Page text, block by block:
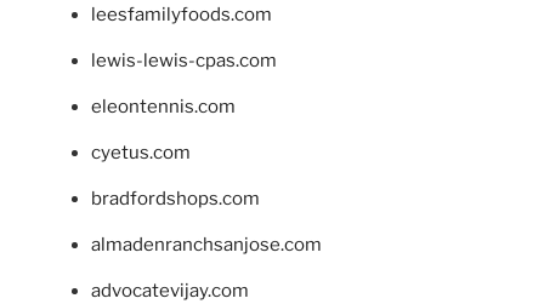
leesfamilyfoods.com
lewis-lewis-cpas.com
eleontennis.com
cyetus.com
bradfordshops.com
almadenranchsanjose.com
advocatevijay.com